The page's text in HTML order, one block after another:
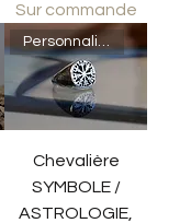
Sur commande
Chevalière
SYMBOLE /
ASTROLOGIE,